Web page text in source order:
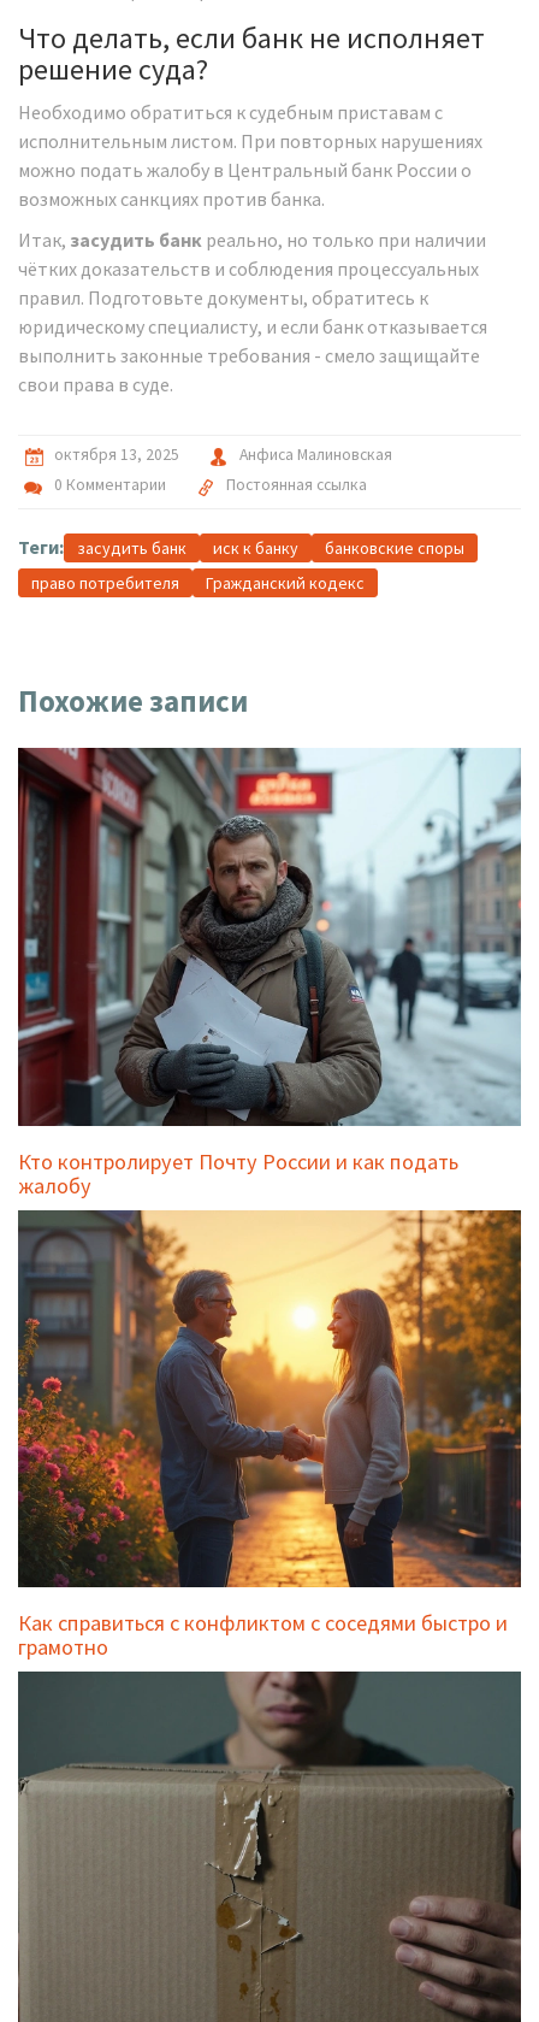
Что делать, если банк не исполняет
решение суда?
Необходимо обратиться к судебным приставам с
исполнительным листом. При повторных нарушениях
можно подать жалобу в Центральный банк России о
возможных санкциях против банка.
Итак, засудить банк реально, но только при наличии
чётких доказательств и соблюдения процессуальных
правил. Подготовьте документы, обратитесь к
юридическому специалисту, и если банк отказывается
выполнить законные требования - смело защищайте
свои права в суде.
октября 13, 2025
Анфиса Малиновская
0 Комментарии
Постоянная ссылка
Теги: засудить банк иск к банку
банковские споры
право потребителя
Гражданский кодекс
Похожие записи
Кто контролирует Почту России и как подать
жалобу
Как справиться с конфликтом с соседями быстро и
грамотно